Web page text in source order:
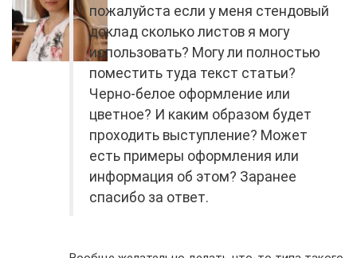
пожалуйста если у меня стендовый
доклад сколько листов я могу
использовать? Могу ли полностью
поместить туда текст статьи?
Черно-белое оформление или
цветное? И каким образом будет
проходить выступление? Может
есть примеры оформления или
информация об этом? Заранее
спасибо за ответ.